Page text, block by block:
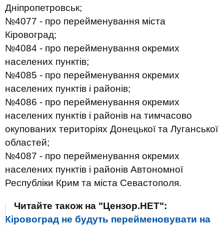
Дніпропетровськ;
№4077 - про перейменування міста
Кіровоград;
№4084 - про перейменування окремих
населених пунктів;
№4085 - про перейменування окремих
населених пунктів і районів;
№4086 - про перейменування окремих
населених пунктів і районів на тимчасово
окупованих територіях Донецької та Луганської
областей;
№4087 - про перейменування окремих
населених пунктів і районів Автономної
Республіки Крим та міста Севастополя.
Читайте також на "Цензор.НЕТ":
Кіровоград не будуть перейменовувати на